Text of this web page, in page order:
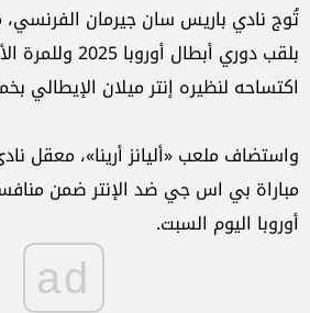
تُوج نادي باريس سان جيرمان الفرنسي،
بلقب دوري أبطال
اكتساحه لنظيره إنتر ميلان الإيطالي
واستضاف ملعب «أليانز أرينا»، معقل
مباراة بي اس جي ضد الإنتر ضمن
أوروبا اليوم السبت.
ad